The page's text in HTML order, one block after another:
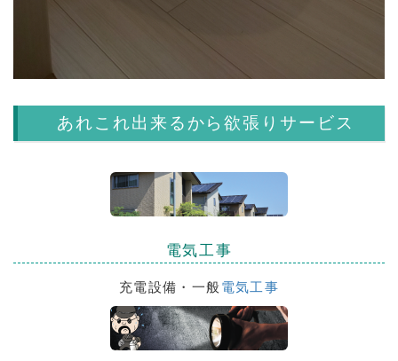
あれこれ出来るから欲張りサービス
電気工事
充電設備・一般電気工事